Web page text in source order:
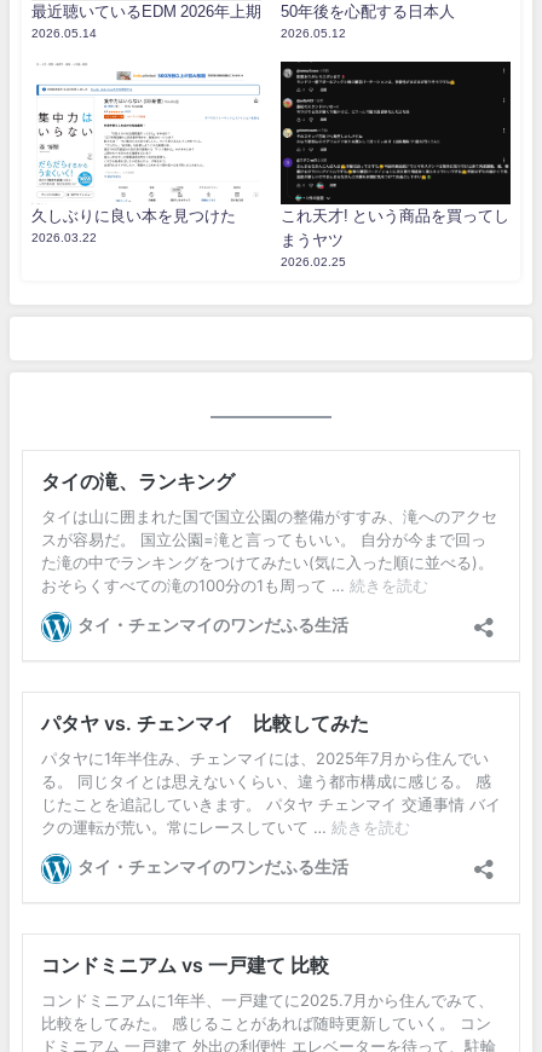
最近聴いているEDM 2026年上期
2026.05.14
50年後を心配する日本人
2026.05.12
久しぶりに良い本を見つけた
2026.03.22
これ天才! という商品を買ってし
まうヤツ
2026.02.25